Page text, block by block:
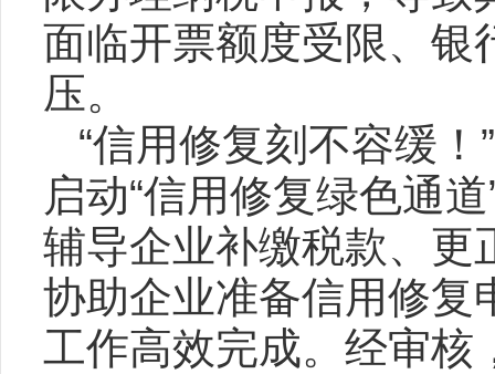
面临开票额度受限、银
压。
“信用修复刻不容缓
启动“信用修复绿色通
辅导企业补缴税款、更
协助企业准备信用修复
工作高效完成。经审核